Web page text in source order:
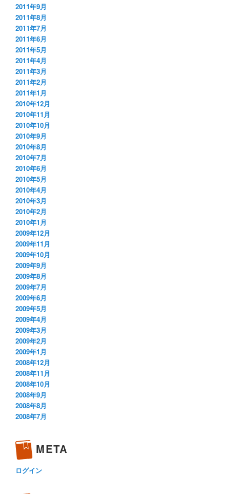
2011年9月
2011年8月
2011年7月
2011年6月
2011年5月
2011年4月
2011年3月
2011年2月
2011年1月
2010年12月
2010年11月
2010年10月
2010年9月
2010年8月
2010年7月
2010年6月
2010年5月
2010年4月
2010年3月
2010年2月
2010年1月
2009年12月
2009年11月
2009年10月
2009年9月
2009年8月
2009年7月
2009年6月
2009年5月
2009年4月
2009年3月
2009年2月
2009年1月
2008年12月
2008年11月
2008年10月
2008年9月
2008年8月
2008年7月
META
ログイン